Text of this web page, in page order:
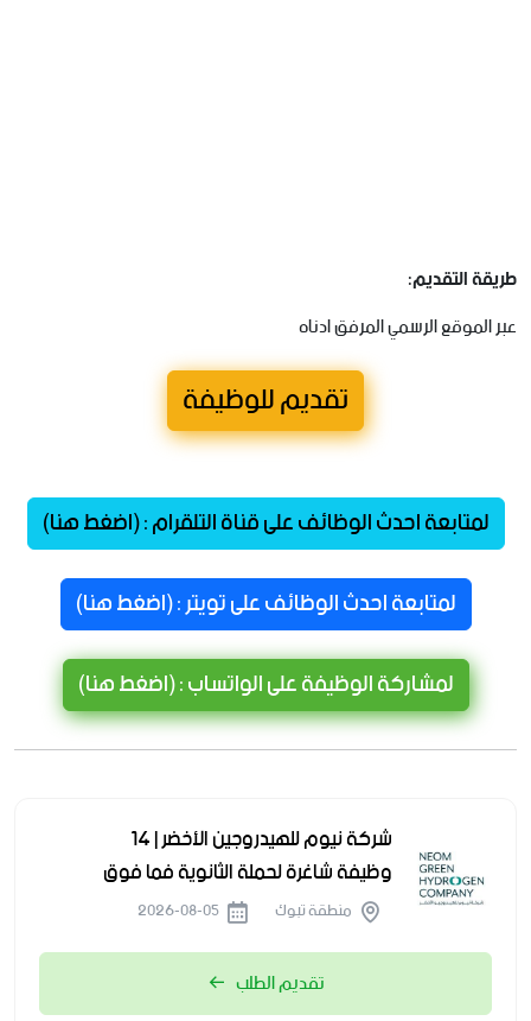
طريقة التقديم:
عبر الموقع الرسمي المرفق ادناه
تقديم للوظيفة
لمتابعة احدث الوظائف على قناة التلقرام : (اضغط هنا)
لمتابعة احدث الوظائف على تويتر : (اضغط هنا)
لمشاركة الوظيفة على الواتساب : (اضغط هنا)
شركة نيوم للهيدروجين الأخضر | 14
وظيفة شاغرة لحملة الثانوية فما فوق
منطقة تبوك
تقديم الطلب